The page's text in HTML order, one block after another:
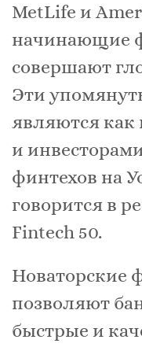
MetLife и
начинающие
совершают
Эти
являются как
и
финтехов на
говорится в
Fintech 50.
Новаторские
позволяют
быстрые и